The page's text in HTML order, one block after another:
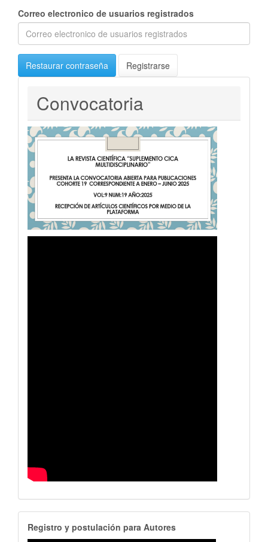
Correo electronico de usuarios registrados
Restaurar contraseña Registrarse
Convocatoria
Convocatoria
RegistroAutores
Registro y postulación para Autores